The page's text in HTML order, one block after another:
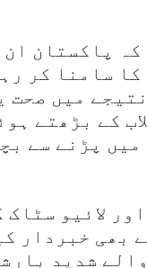
سامنا کر
میں
کے بڑھتے
پڑنے سے
لائیو
بھی خبردار
شدید